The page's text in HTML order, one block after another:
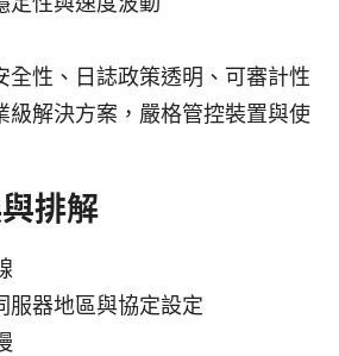
全性、日誌政策透明、可審計性
級解決方案，嚴格管控裝置與使
排解
服器地區與協定設定